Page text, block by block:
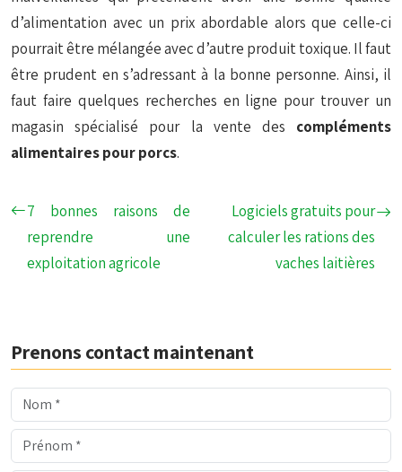
d’alimentation avec un prix abordable alors que celle-ci
pourrait être mélangée avec d’autre produit toxique. Il faut
être prudent en s’adressant à la bonne personne. Ainsi, il
faut faire quelques recherches en ligne pour trouver un
magasin spécialisé pour la vente des compléments
alimentaires pour porcs.
7 bonnes raisons de
reprendre une
exploitation agricole
Logiciels gratuits pour
calculer les rations des
vaches laitières
Prenons contact maintenant